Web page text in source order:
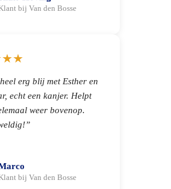
bij Van den Bosse
erg blij met Esther en
echt een kanjer. Helpt
weer bovenop.
bij Van den Bosse